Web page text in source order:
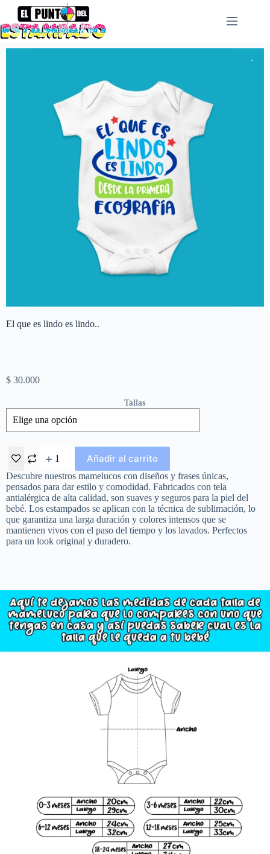
El que es lindo es lindo..
$ 30.000
Tallas
Añadir al carrito
Descubre nuestros mamelucos con diseños y frases únicas,
pensados para dar estilo y comodidad. Fabricados con tela
antialérgica de alta calidad, son suaves y seguros para la piel del
bebé. Los estampados se aplican con la técnica de sublimación, lo
que garantiza una larga duración y colores intensos que se
mantienen vivos con el paso del tiempo y los lavados. Perfectos
para un look original y duradero.